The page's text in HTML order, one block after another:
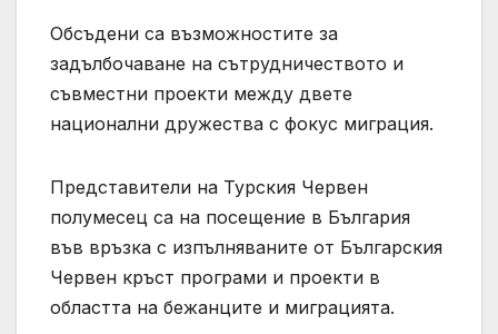
Обсъдени са възможностите за
задълбочаване на сътрудничеството и
съвместни проекти между двете
национални дружества с фокус миграция.
Представители на Турския Червен
полумесец са на посещение в България
във връзка с изпълняваните от Българския
Червен кръст програми и проекти в
областта на бежанците и миграцията.